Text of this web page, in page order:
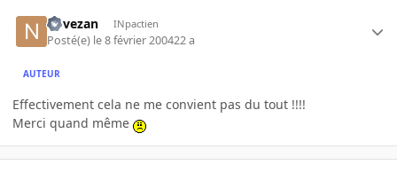
novezan INpactien
Posté(e) le 8 février 200422 a
AUTEUR
Effectivement cela ne me convient pas du tout !!!!
Merci quand même